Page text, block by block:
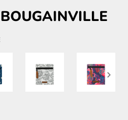
BOUGAINVILLE